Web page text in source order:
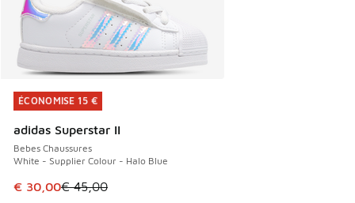
ÉCONOMISE 15 €
adidas Superstar II
Bebes Chaussures
White - Supplier Colour - Halo Blue
Cet article est en promotion. Prix en baisse de € 45,00 à
€ 30,00€ 45,00
ÉCONOMISE 15 €